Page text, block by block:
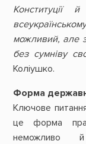
Конституції
можливий, але
без сумніву
Коліушко.
Форма
Ключове
це форма
неможливо